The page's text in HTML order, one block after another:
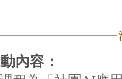
內容：